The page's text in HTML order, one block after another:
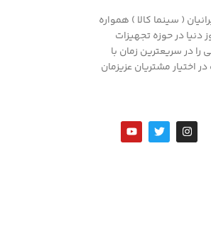
( سینما کالا ) همواره
دنیا در حوزه تجهیزات
در سریعترین زمان با
مشتریان عزیزمان